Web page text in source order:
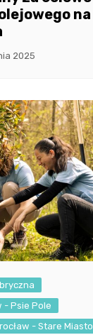
na
2025
- Psie Pole
- Stare Miasto